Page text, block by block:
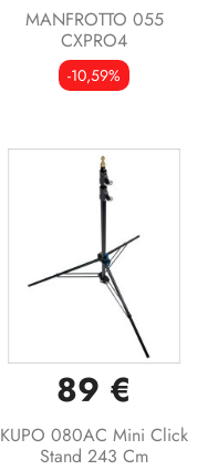
MANFROTTO 055
CXPRO4
-10,59%
89 €
KUPO 080AC Mini Click
Stand 243 Cm